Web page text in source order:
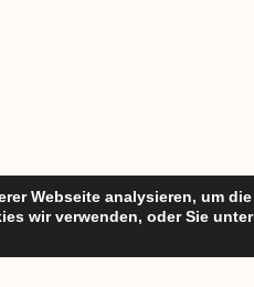
Webseite analysieren, um die
wir verwenden, oder Sie unter